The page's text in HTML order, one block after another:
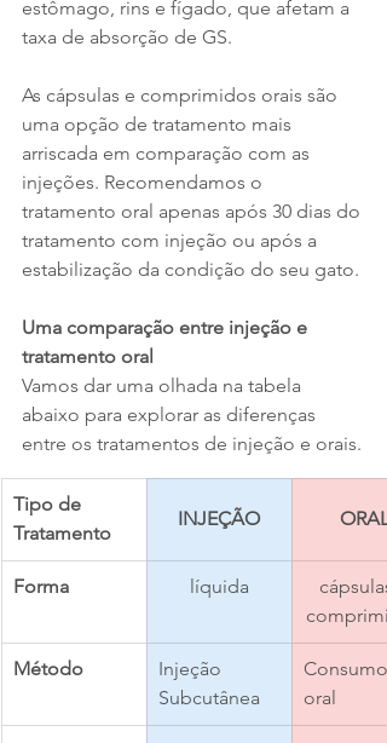
estômago, rins e fígado, que afetam a
taxa de absorção de GS.
As cápsulas e comprimidos orais são
uma opção de tratamento mais
arriscada em comparação com as
injeções. Recomendamos o
tratamento oral apenas após 30 dias do
tratamento com injeção ou após a
estabilização da condição do seu gato.
Uma comparação entre injeção e
tratamento oral
Vamos dar uma olhada na tabela
abaixo para explorar as diferenças
entre os tratamentos de injeção e orais.
Tipo de
Tratamento
INJEÇÃO ORAL
Forma líquida
Método
Injeção
Subcutânea
Consumo
oral